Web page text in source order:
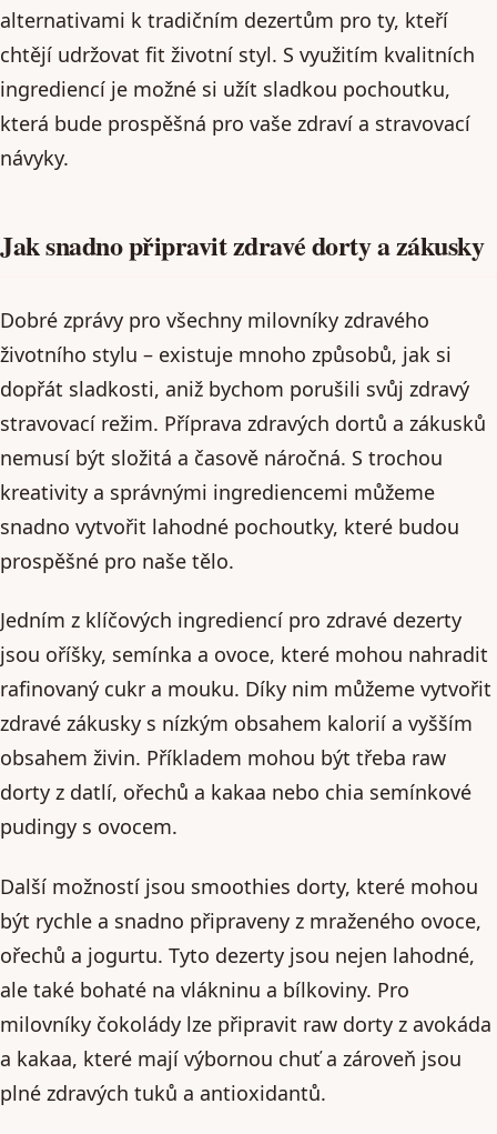
alternativami k tradičním dezertům pro ty, kteří
chtějí udržovat fit životní styl. S využitím kvalitních
ingrediencí je možné si užít sladkou pochoutku,
která bude prospěšná pro vaše zdraví a stravovací
návyky.
Jak snadno připravit zdravé dorty a zákusky
Dobré zprávy pro všechny milovníky zdravého
životního stylu – existuje mnoho způsobů, jak si
dopřát sladkosti, aniž bychom porušili svůj zdravý
stravovací režim. Příprava zdravých dortů a zákusků
nemusí být složitá a časově náročná. S trochou
kreativity a správnými ingrediencemi můžeme
snadno vytvořit lahodné pochoutky, které budou
prospěšné pro naše tělo.
Jedním z klíčových ingrediencí pro zdravé dezerty
jsou oříšky, semínka a ovoce, které mohou nahradit
rafinovaný cukr a mouku. Díky nim můžeme vytvořit
zdravé zákusky s nízkým obsahem kalorií a vyšším
obsahem živin. Příkladem mohou být třeba raw
dorty z datlí, ořechů a kakaa nebo chia semínkové
pudingy s ovocem.
Další možností jsou smoothies dorty, které mohou
být rychle a snadno připraveny z mraženého ovoce,
ořechů a jogurtu. Tyto dezerty jsou nejen lahodné,
ale také bohaté na vlákninu a bílkoviny. Pro
milovníky čokolády lze připravit raw dorty z avokáda
a kakaa, které mají výbornou chuť a zároveň jsou
plné zdravých tuků a antioxidantů.